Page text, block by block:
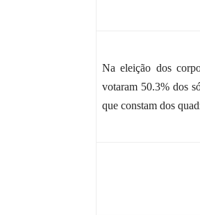
Na eleição dos
votaram 50.3% dos
que constam dos